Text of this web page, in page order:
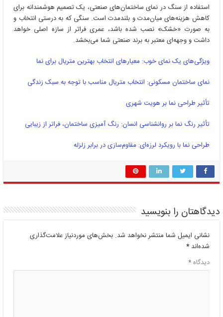
استفاده از سنگ در نمای ساختمان‌های صنعتی، یک تصمیم هوشمندانه برای
کاهش هزینه‌های میان‌مدت و بلندمدت است. سنگی که به درستی انتخاب و
به صورت «خشک» نصب شده باشد، عمری فراتر از سازه اصلی خواهد
داشت و وجهه‌ای معتبر به برند صنعتی شما می‌بخشد.
ویژگی‌های یک نمای خوب: معیارهای انتخاب بهترین متریال برای نما
نمای ساختمان مسکونی: انتخاب متریال مناسب با توجه به سبک زندگی
تأثیر طراحی نما بر هویت شهری
تأثیر رنگ نما بر روانشناسی انسان: رنگ آمیزی ساختمان، فراتر از زیبایی
طراحی نما با رویکرد لرزه‌ای: مقاوم‌سازی در برابر زلزله
دیدگاهتان را بنویسید
نشانی ایمیل شما منتشر نخواهد شد. بخش‌های موردنیاز علامت‌گذاری
شده‌اند*
دیدگاه*